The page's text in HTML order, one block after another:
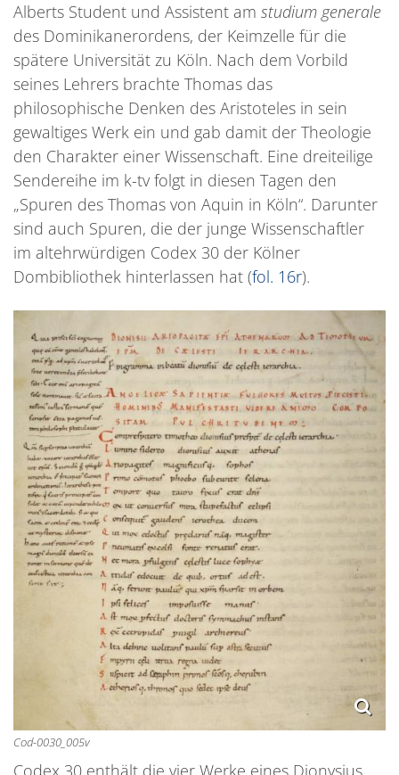
Alberts Student und Assistent am studium generale
des Dominikanerordens, der Keimzelle für die
spätere Universität zu Köln. Nach dem Vorbild
seines Lehrers brachte Thomas das
philosophische Denken des Aristoteles in sein
gewaltiges Werk ein und gab damit der Theologie
den Charakter einer Wissenschaft. Eine dreiteilige
Sendereihe im k-tv folgt in diesen Tagen den
„Spuren des Thomas von Aquin in Köln“. Darunter
sind auch Spuren, die der junge Wissenschaftler
im altehrwürdigen Codex 30 der Kölner
Dombibliothek hinterlassen hat (fol. 16r).
Cod-0030_005v
Codex 30 enthält die vier Werke eines Dionysius